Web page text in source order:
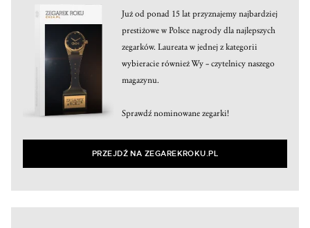
Już od ponad 15 lat przyznajemy najbardziej
prestiżowe w Polsce nagrody dla najlepszych
zegarków. Laureata w jednej z kategorii
wybieracie również Wy – czytelnicy naszego
magazynu.
Sprawdź nominowane zegarki!
PRZEJDŹ NA ZEGAREKROKU.PL